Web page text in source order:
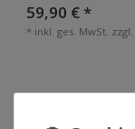
59,90 € *
* inkl. ges. MwSt. zzgl.